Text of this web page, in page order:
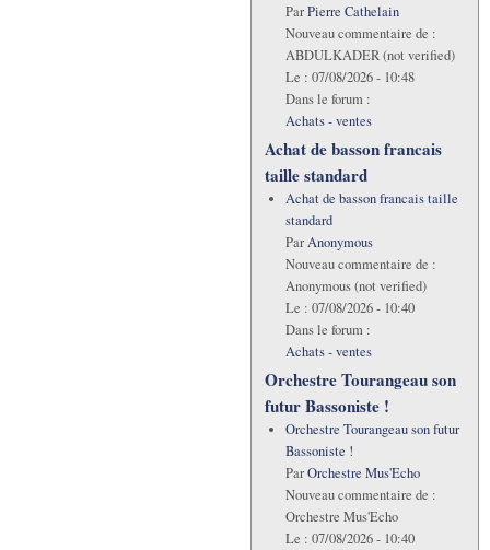
ParPierre Cathelain
Nouveau commentaire de :
ABDULKADER (not verified)
Le : 07/08/2026 - 10:48
Dans le forum :
Achats - ventes
Achat de basson francais
taille standard
Achat de basson francais taille
standard
ParAnonymous
Nouveau commentaire de :
Anonymous (not verified)
Le : 07/08/2026 - 10:40
Dans le forum :
Achats - ventes
Orchestre Tourangeau son
futur Bassoniste !
Orchestre Tourangeau son futur
Bassoniste !
ParOrchestre Mus'Echo
Nouveau commentaire de :
Orchestre Mus'Echo
Le : 07/08/2026 - 10:40